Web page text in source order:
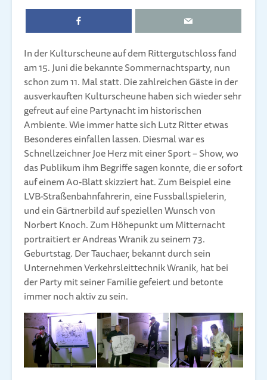
In der Kulturscheune auf dem Rittergutschloss fand
am 15. Juni die bekannte Sommernachtsparty, nun
schon zum 11. Mal statt. Die zahlreichen Gäste in der
ausverkauften Kulturscheune haben sich wieder sehr
gefreut auf eine Partynacht im historischen
Ambiente. Wie immer hatte sich Lutz Ritter etwas
Besonderes einfallen lassen. Diesmal war es
Schnellzeichner Joe Herz mit einer Sport – Show, wo
das Publikum ihm Begriffe sagen konnte, die er sofort
auf einem A0-Blatt skizziert hat. Zum Beispiel eine
LVB-Straßenbahnfahrerin, eine Fussballspielerin,
und ein Gärtnerbild auf speziellen Wunsch von
Norbert Knoch. Zum Höhepunkt um Mitternacht
portraitiert er Andreas Wranik zu seinem 73.
Geburtstag. Der Tauchaer, bekannt durch sein
Unternehmen Verkehrsleittechnik Wranik, hat bei
der Party mit seiner Familie gefeiert und betonte
immer noch aktiv zu sein.